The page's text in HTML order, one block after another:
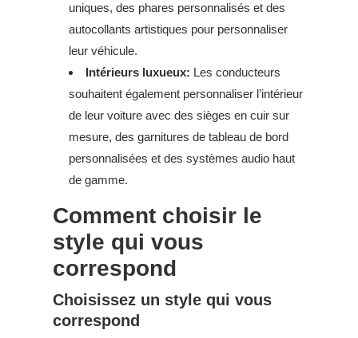
uniques, des phares personnalisés et des
autocollants artistiques pour personnaliser
leur véhicule.
Intérieurs luxueux: Les conducteurs
souhaitent également personnaliser l’intérieur
de leur voiture avec des sièges en cuir sur
mesure, des garnitures de tableau de bord
personnalisées et des systèmes audio haut
de gamme.
Comment choisir le
style qui vous
correspond
Choisissez un style qui vous
correspond